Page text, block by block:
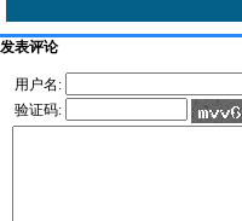
发表评论
用户名:
验证码: